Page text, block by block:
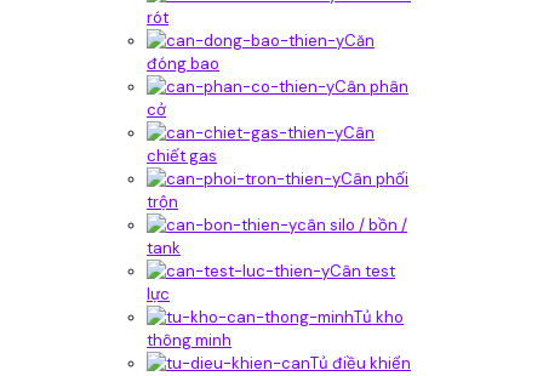
rót
Căn
đóng bao
Cân phân
cở
Cân
chiết gas
Cân phối
trộn
cân silo / bồn /
tank
Cân test
lực
Tủ kho
thông minh
Tủ điều khiển